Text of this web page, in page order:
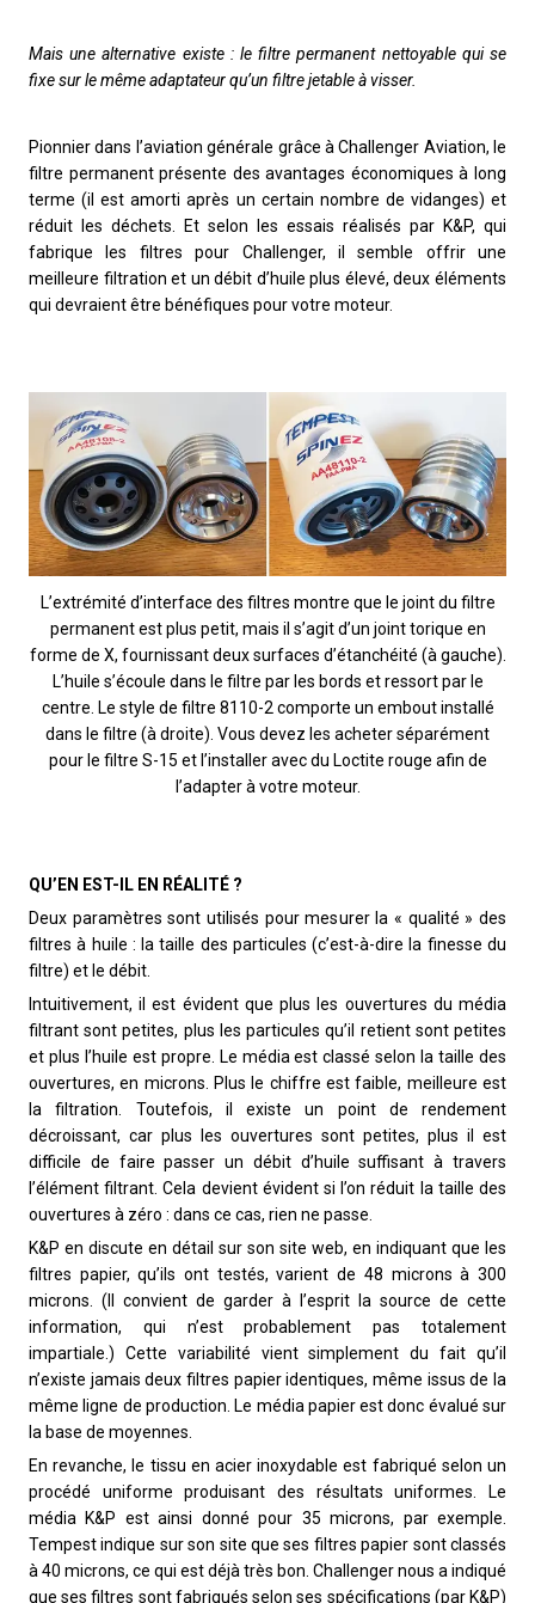
Mais une alternative existe : le filtre permanent nettoyable qui se
fixe sur le même adaptateur qu’un filtre jetable à visser.
Pionnier dans l’aviation générale grâce à Challenger Aviation, le
filtre permanent présente des avantages économiques à long
terme (il est amorti après un certain nombre de vidanges) et
réduit les déchets. Et selon les essais réalisés par K&P, qui
fabrique les filtres pour Challenger, il semble offrir une
meilleure filtration et un débit d’huile plus élevé, deux éléments
qui devraient être bénéfiques pour votre moteur.
L’extrémité d’interface des filtres montre que le joint du filtre
permanent est plus petit, mais il s’agit d’un joint torique en
forme de X, fournissant deux surfaces d’étanchéité (à gauche).
L’huile s’écoule dans le filtre par les bords et ressort par le
centre. Le style de filtre 8110-2 comporte un embout installé
dans le filtre (à droite). Vous devez les acheter séparément
pour le filtre S-15 et l’installer avec du Loctite rouge afin de
l’adapter à votre moteur.
QU’EN EST-IL EN RÉALITÉ ?
Deux paramètres sont utilisés pour mesurer la « qualité » des
filtres à huile : la taille des particules (c’est-à-dire la finesse du
filtre) et le débit.
Intuitivement, il est évident que plus les ouvertures du média
filtrant sont petites, plus les particules qu’il retient sont petites
et plus l’huile est propre. Le média est classé selon la taille des
ouvertures, en microns. Plus le chiffre est faible, meilleure est
la filtration. Toutefois, il existe un point de rendement
décroissant, car plus les ouvertures sont petites, plus il est
difficile de faire passer un débit d’huile suffisant à travers
l’élément filtrant. Cela devient évident si l’on réduit la taille des
ouvertures à zéro : dans ce cas, rien ne passe.
K&P en discute en détail sur son site web, en indiquant que les
filtres papier, qu’ils ont testés, varient de 48 microns à 300
microns. (Il convient de garder à l’esprit la source de cette
information, qui n’est probablement pas totalement
impartiale.) Cette variabilité vient simplement du fait qu’il
n’existe jamais deux filtres papier identiques, même issus de la
même ligne de production. Le média papier est donc évalué sur
la base de moyennes.
En revanche, le tissu en acier inoxydable est fabriqué selon un
procédé uniforme produisant des résultats uniformes. Le
média K&P est ainsi donné pour 35 microns, par exemple.
Tempest indique sur son site que ses filtres papier sont classés
à 40 microns, ce qui est déjà très bon. Challenger nous a indiqué
que ses filtres sont fabriqués selon ses spécifications (par K&P)